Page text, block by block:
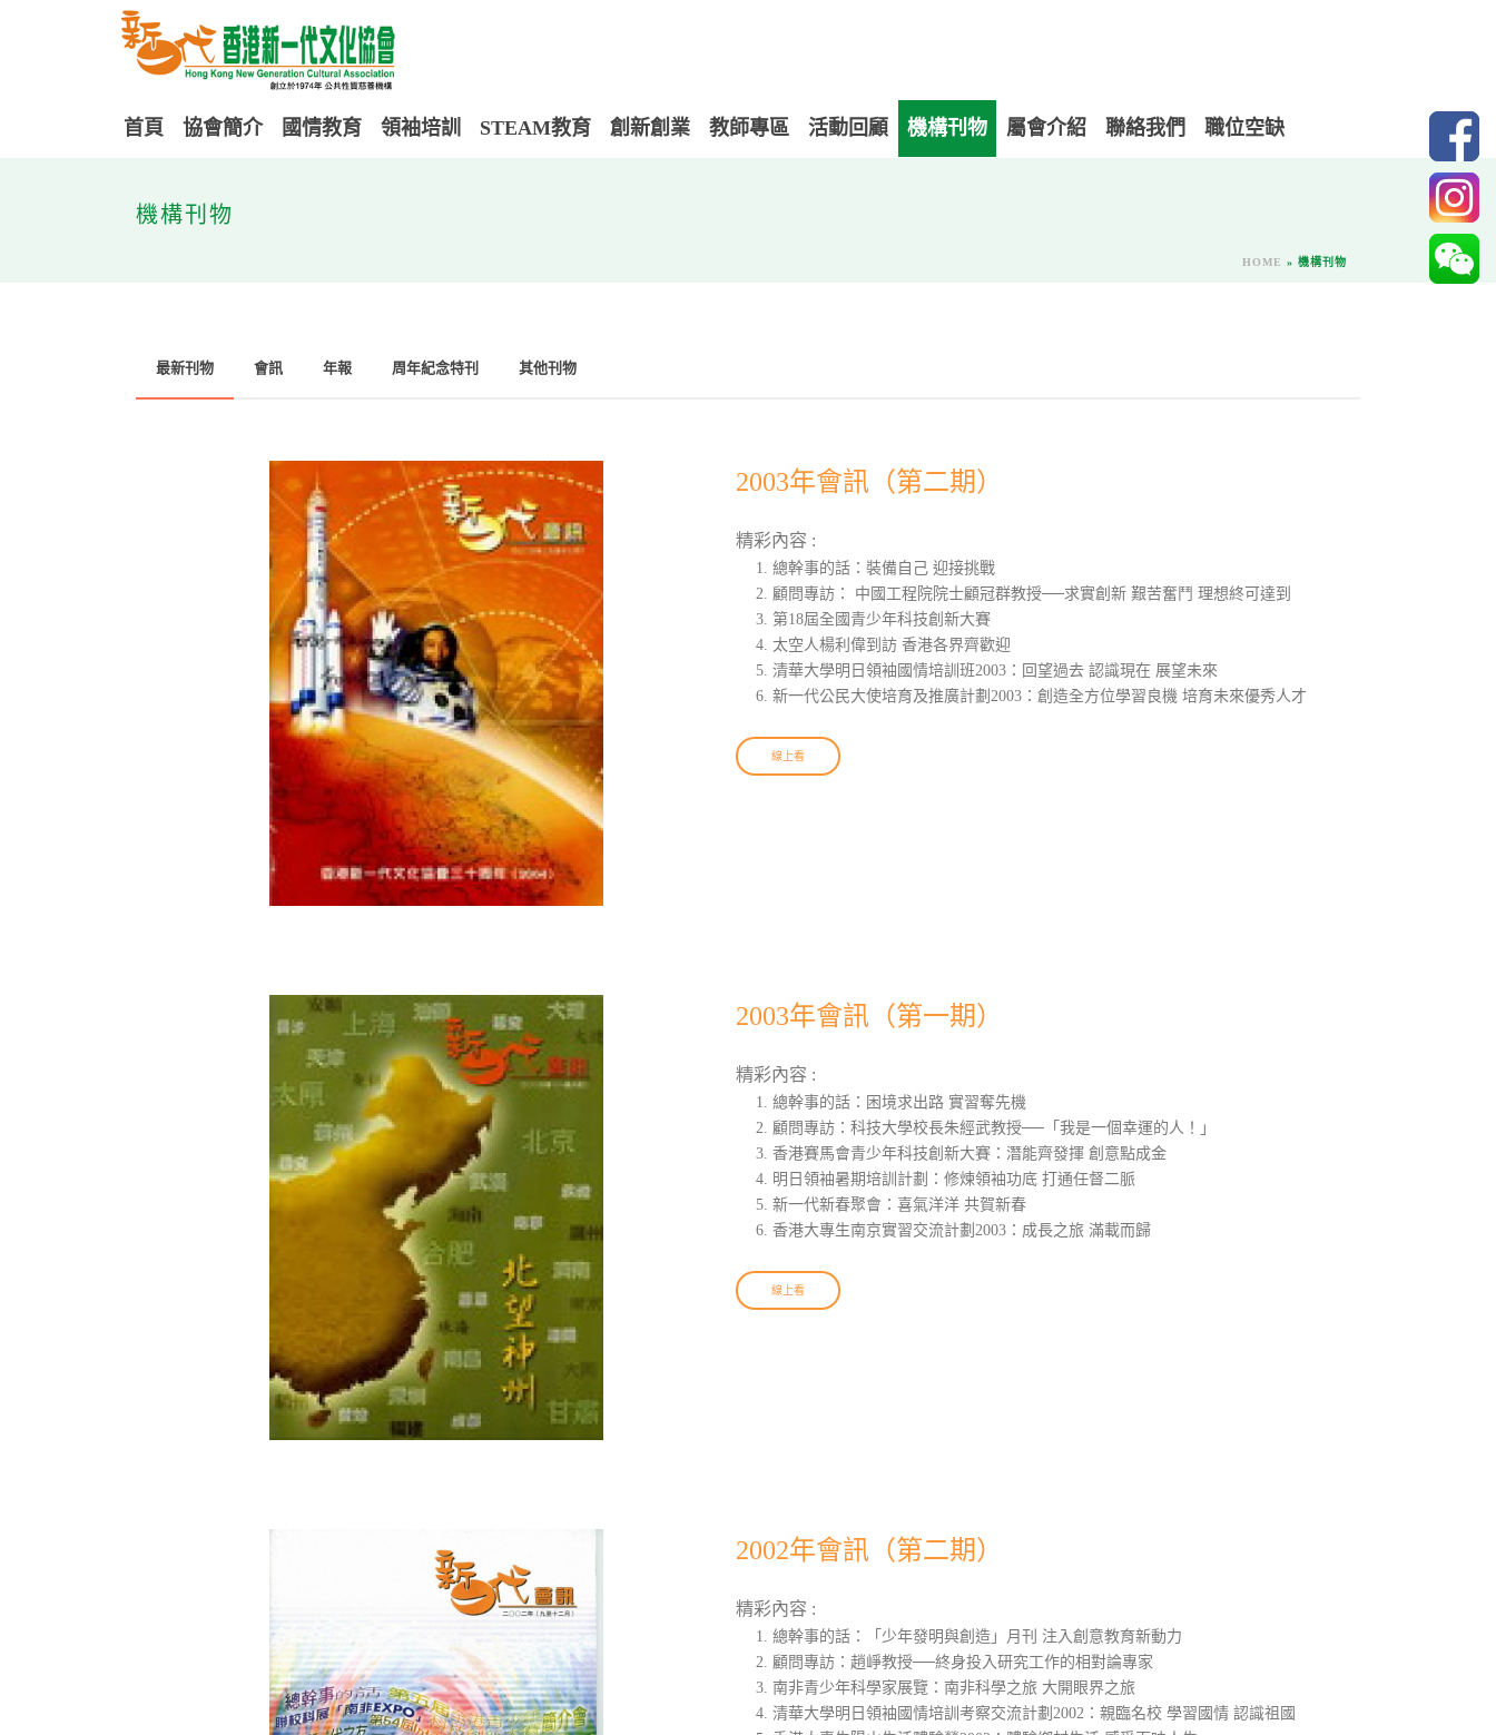
首頁 協會簡介 國情教育 領袖培訓 STEAM教育 創新創業 教師專區 活動回顧 機構刊物 屬會介紹 聯絡我們 職位空缺
機構刊物
HOME » 機構刊物
最新刊物 會訊 年報 周年紀念特刊 其他刊物
2003年會訊（第二期）
精彩內容 :
總幹事的話：裝備自己 迎接挑戰
顧問專訪： 中國工程院院士顧冠群教授──求實創新 艱苦奮鬥 理想終可達到
第18屆全國青少年科技創新大賽
太空人楊利偉到訪 香港各界齊歡迎
清華大學明日領袖國情培訓班2003：回望過去 認識現在 展望未來
新一代公民大使培育及推廣計劃2003：創造全方位學習良機 培育未來優秀人才
線上看
2003年會訊（第一期）
精彩內容 :
總幹事的話：困境求出路 實習奪先機
顧問專訪：科技大學校長朱經武教授──「我是一個幸運的人！」
香港賽馬會青少年科技創新大賽：潛能齊發揮 創意點成金
明日領袖暑期培訓計劃：修煉領袖功底 打通任督二脈
新一代新春聚會：喜氣洋洋 共賀新春
香港大專生南京實習交流計劃2003：成長之旅 滿載而歸
線上看
2002年會訊（第二期）
精彩內容 :
總幹事的話：「少年發明與創造」月刊 注入創意教育新動力
顧問專訪：趙崢教授──終身投入研究工作的相對論專家
南非青少年科學家展覽：南非科學之旅 大開眼界之旅
清華大學明日領袖國情培訓考察交流計劃2002：親臨名校 學習國情 認識祖國